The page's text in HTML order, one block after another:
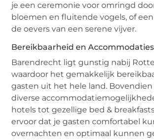
je een ceremonie voor omringd
bloemen en fluitende vogels, of
de oevers van een serene vijver.
Bereikbaarheid en Accommodaties
Barendrecht ligt gunstig nabij
waardoor het gemakkelijk
gasten uit het hele land.
diverse
hotels tot gezellige bed &
ervoor dat je gasten comfortabel
overnachten en optimaal kunnen